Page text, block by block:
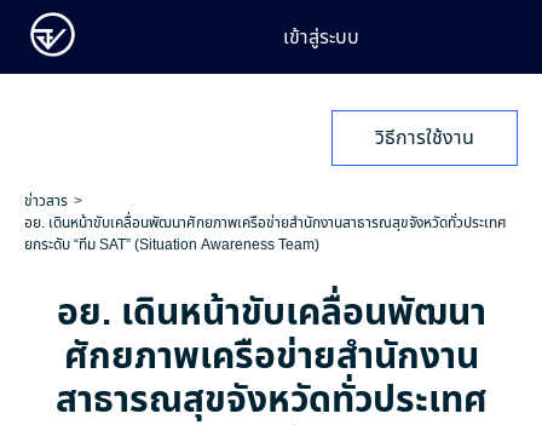
เข้าสู่ระบบ
วิธีการใช้งาน
ข่าวสาร
อย. เดินหน้าขับเคลื่อนพัฒนาศักยภาพเครือข่ายสำนักงานสาธารณสุขจังหวัดทั่วประเทศ
ยกระดับ “ทีม SAT” (Situation Awareness Team)
อย. เดินหน้าขับเคลื่อนพัฒนา
ศักยภาพเครือข่ายสำนักงาน
สาธารณสุขจังหวัดทั่วประเทศ